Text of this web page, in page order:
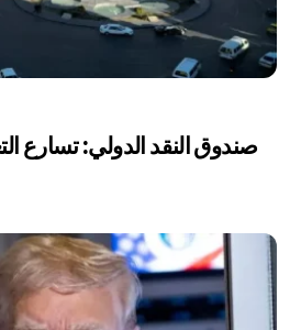
صندوق النقد الدولي: تسارع